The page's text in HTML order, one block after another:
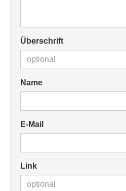
Überschrift
Name
E-Mail
Link